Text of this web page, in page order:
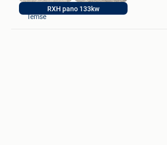
RXH pano 133kw
autobedrijf JB CARS
Temse